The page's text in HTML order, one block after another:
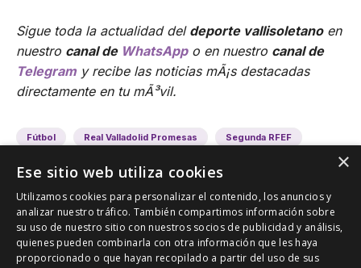
Sigue toda la actualidad del deporte vallisoletanoen
nuestro canal de WhatsAppo en nuestro canal de
Telegramy recibe las noticias mÃ¡s destacadas
directamente en tu mÃ³vil.
Fútbol Real Valladolid Promesas Segunda RFEF
×
Ese sitio web utiliza cookies
Utilizamos cookies para personalizar el contenido, los anuncios y
analizar nuestro tráfico. También compartimos información sobre
su uso de nuestro sitio con nuestros socios de publicidad y análisis,
quienes pueden combinarla con otra información que les haya
proporcionado o que hayan recopilado a partir del uso de sus